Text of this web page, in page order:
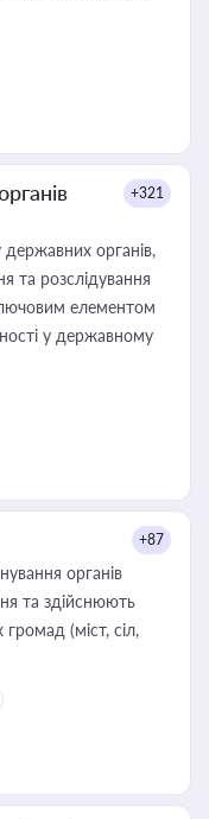
+321
органів,
та розслідування
елементом
у державному
+87
органів
та здійснюють
громад (міст, сіл,